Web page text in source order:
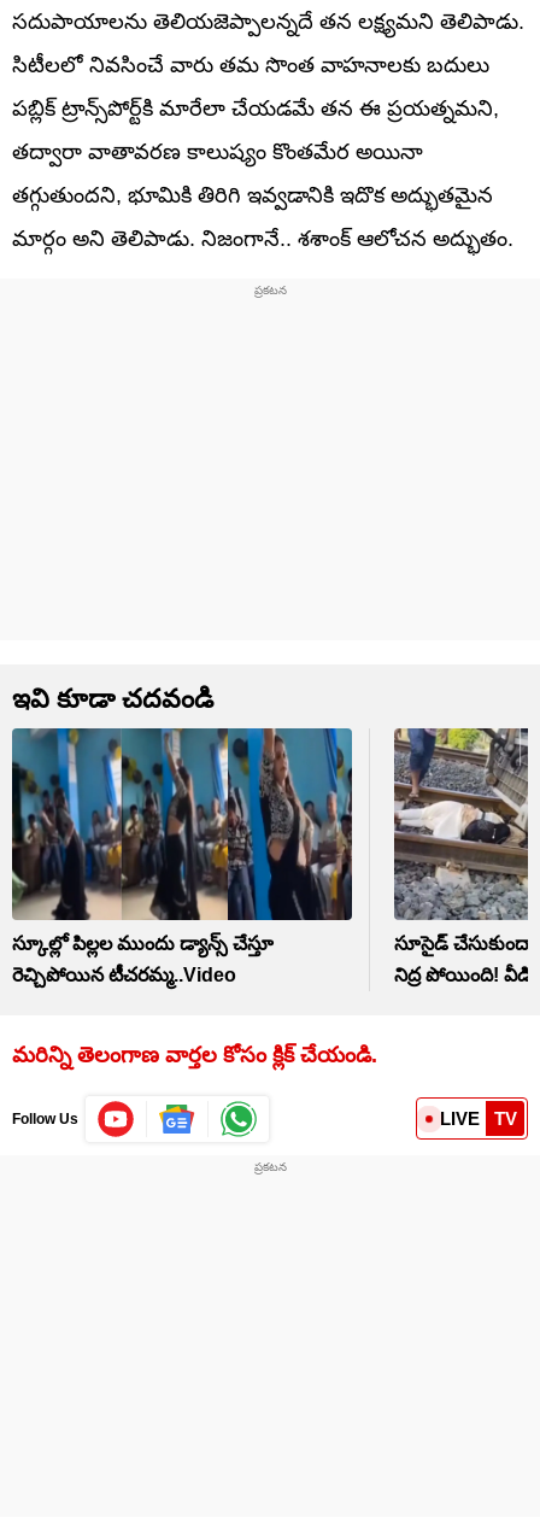
సదుపాయాలను తెలియజెప్పాలన్నదే తన లక్ష్యమని తెలిపాడు.
సిటీలలో నివసించే వారు తమ సొంత వాహనాలకు బదులు
పబ్లిక్ ట్రాన్స్‌పోర్ట్‌కి మారేలా చేయడమే తన ఈ ప్రయత్నమని,
తద్వారా వాతావరణ కాలుష్యం కొంతమేర అయినా
తగ్గుతుందని, భూమికి తిరిగి ఇవ్వడానికి ఇదొక అద్భుతమైన
మార్గం అని తెలిపాడు. నిజంగానే.. శశాంక్‌ ఆలోచన అద్భుతం.
ఇవి కూడా చదవండి
స్కూల్లో పిల్లల ముందు డ్యాన్స్‌ చేస్తూ
రెచ్చిపోయిన టీచరమ్మ..Video
సూసైడ్‌
నిద్ర పోయింది!
మరిన్ని తెలంగాణ వార్తల కోసం క్లిక్‌ చేయండి.
Follow Us LIVE TV